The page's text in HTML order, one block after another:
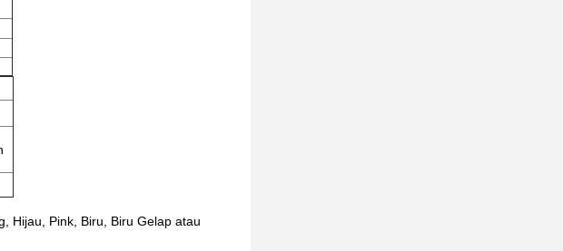
Hijau, Pink, Biru, Biru Gelap atau